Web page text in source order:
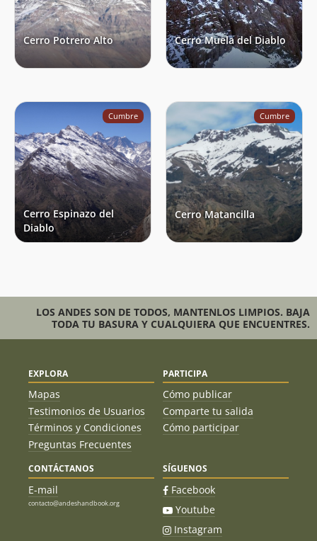
Cerro Potrero Alto Cerro Muela del Diablo
Cumbre
Cerro Espinazo del
Diablo
Cumbre
Cerro Matancilla
LOS ANDES SON DE TODOS, MANTENLOS LIMPIOS. BAJA
TODA TU BASURA Y CUALQUIERA QUE ENCUENTRES.
EXPLORA
Mapas
Testimonios de Usuarios
Términos y Condiciones
Preguntas Frecuentes
PARTICIPA
Cómo publicar
Comparte tu salida
Cómo participar
CONTÁCTANOS
E-mail
contacto@andeshandbook.org
SÍGUENOS
Facebook
Youtube
Instagram